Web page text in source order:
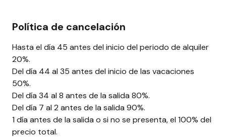
Política de cancelación
Hasta el día 45 antes del inicio del periodo de alquiler
20%.
Del día 44 al 35 antes del inicio de las vacaciones
50%.
Del día 34 al 8 antes de la salida 80%.
Del día 7 al 2 antes de la salida 90%.
1 día antes de la salida o si no se presenta, el 100% del
precio total.